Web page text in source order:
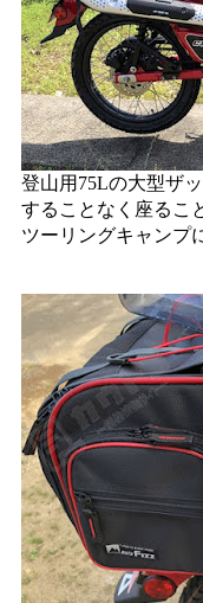
登山用75Lの大型ザ
することなく座るこ
ツーリングキャンプ